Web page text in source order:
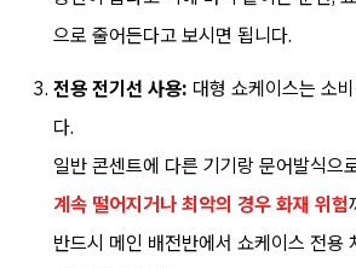
으로 줄어든다고 보시면 됩니다.
전용 전기선 사용: 대형 쇼케이스는 소
다.
일반 콘센트에 다른 기기랑 문어발식으
계속 떨어지거나 최악의 경우 화재 위험
반드시 메인 배전반에서 쇼케이스 전용